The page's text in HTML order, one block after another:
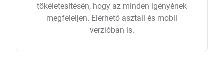
tökéletesítésén, hogy az minden igényének
megfeleljen. Elérhető asztali és mobil
verzióban is.